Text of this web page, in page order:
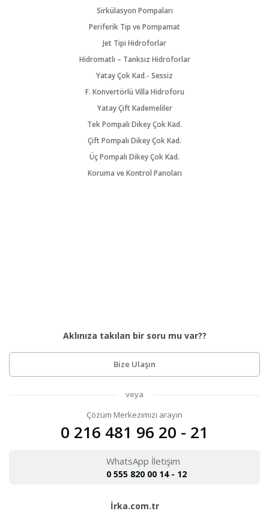
Sirkülasyon Pompaları
Periferik Tip ve Pompamat
Jet Tipi Hidroforlar
Hidromatlı – Tanksız Hidroforlar
Yatay Çok Kad.- Sessiz
F. Konvertörlü Villa Hidroforu
Yatay Çift Kademeliler
Tek Pompalı Dikey Çok Kad.
Çift Pompalı Dikey Çok Kad.
Üç Pompalı Dikey Çok Kad.
Koruma ve Kontrol Panoları
Aklınıza takılan bir soru mu var??
Bize Ulaşın
veya
Çözüm Merkezimizi arayın
0 216 481 96 20 - 21
WhatsApp İletişim
0 555 820 00 14 - 12
İrka.com.tr